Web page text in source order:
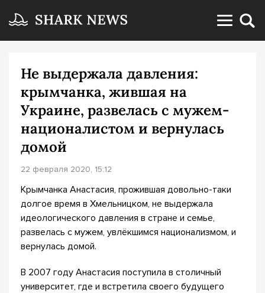
Не выдержала давления:
крымчанка, жившая на
Украине, развелась с мужем-
националистом и вернулась
домой
22 февраля 2020, 15:12
Крымчанка Анастасия, прожившая довольно-таки
долгое время в Хмельницком, не выдержала
идеологического давления в стране и семье,
развелась с мужем, увлёкшимся национализмом, и
вернулась домой.
В 2007 году Анастасия поступила в столичный
университет, где и встретила своего будущего